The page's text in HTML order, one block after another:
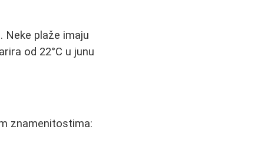
Neke plaže imaju
od 22°C u junu
znamenitostima: